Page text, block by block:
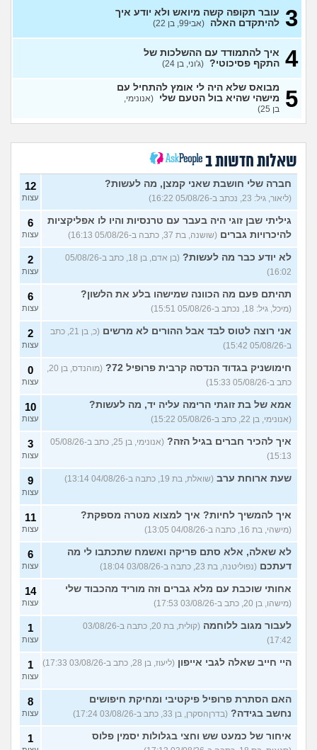
מה לדעתכם אני צריך לעשות?
אני באמת שונא לקום כל יום
לעבוד
(אזרח, בן 20)
נקלעתי לעימות פיזי
(דורון,
נזכר במעשים מביכים מתקופה
רעה (אף_אחד, בן 29)
(אנונימי, בן 25)
הרס עצמי בזוגיות
בת 23)
עצות
עדיין מוצצת אצבע כהרגעה,
מה ניתן לעשות?
(נרקיס, בת
30)
7
עצות
מסדר את ארון הילדות בבית
ההורים ומוצף בזכרונות. איך
להתמודד?
5
עצות
איך מפסיקים לפחד מזה שהזמן
עובר?
(אליזבת, בת 24)
9
עצות
עם מי אנשים מתייעצים כל
5
עצות
ורוצה לחזור לזה! (זלדוס, בן 22) עצות
בודדה מאוד בלי חברים כבר 5
שנים ולא יודעת איפה להכיר
(עדן, בת 23)
5
עצות
עוד שאלות חדשות במדור
3 עובר תקופה קשה מיואש ולא יודע איך
להיתקדם האלה (אבי99, בן 22)
4 איך להתמודד עם ההשלכות של
התקף פסיכוטי? (ג'וני, בן 24)
5
מבואס שלא היה לי אומץ להתחיל עם
מישהי שהיא בול הטעם שלי (אנונימי,
בן 25)
שאלות חדשות ב
חברה שלי חושבת שאני קמצן, מה לעשות?
(ליאור, גיל: 23, נכתב ב-05/08/26 16:22)
12
עצות
גיליתי שבן זוגי היה בעבר עם טרנסיות והיו לו אפליקציות
להיכרויות גברים (שושנה, בת 37, כתבה ב-05/08/26 16:13)
6
עצות
לא יודע כבר מה לעשות?
(בן אדם, בן 18, כתב ב-05/08/26
16:02)
2
עצות
תהיתם פעם מה הכוונה שמישהו בלע את הלשון?
(מיכל, גיל: 18, נכתב ב-05/08/26 15:51)
6
עצות
אני רוצה לטוס לבד אבל ההורים לא מרשים
(כ, בן 21, כתב
ב-05/08/26 15:42)
2
עצות
חימושניק בגדוד הנדסה קרבית פרופיל 72?
(מוהנדס, בן 20,
כתב ב-05/08/26 15:33)
0
עצות
אמא של בת זוגתי הרימה עליה יד, מה לעשות?
(אנונימי, בן 22, כתב ב-05/08/26 15:22)
10
עצות
איך להכיר חברים בגיל הזה?
(אנונימי, בן 25, כתב ב-05/08/26
15:13)
3
עצות
שעת ארוחת ערב (שואלת, בת 19, כתבה ב-04/08/26 13:14) 9
עצות
איך להמשיך לחיות? איך למצוא מטרה מספקת?
(מישהי, בת 16, כתבה ב-04/08/26 13:05)
11
עצות
לא שאלה, אלא סתם פריקה ואשמח שתכתבו לי מה
דעתכם (נפוליטנה, בת 23, כתבה ב-03/08/26 18:04)
6
עצות
אחותי שוכבת עם מלא גברים וזה מוריד מהכבוד שלי
(מישהו, בן 20, כתב ב-03/08/26 17:53)
14
עצות
לעבור מגוב ללוחמה
(קולית, בת 20, כתבה ב-03/08/26
17:42)
1
עצות
היי חייב שאלה לגבי אייפון (ליעוז, בן 28, כתב ב-03/08/26 17:33) 1
עצות
האם הסתרת פרופיל פיקטיבי ומחיקת חיפושים
נחשב בגידה? (בדרןהסקרן, בן 33, כתב ב-03/08/26 17:24)
8
עצות
איחור של כמעט שש וחצי בגלולות יסמין פלוס 1